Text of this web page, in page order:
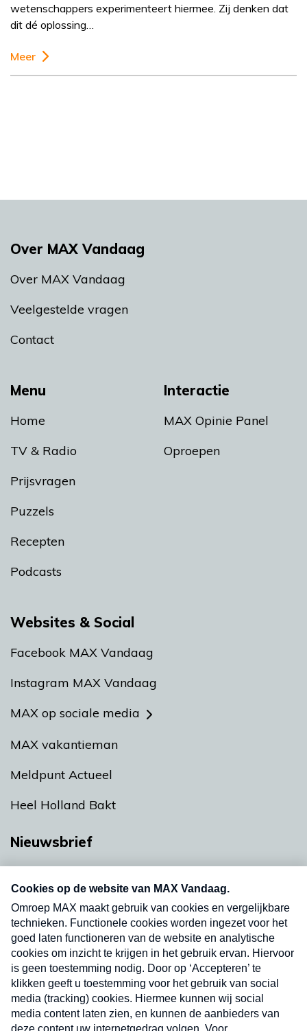
wetenschappers experimenteert hiermee. Zij denken dat
dit dé oplossing…
Meer
Menu
Home
TV & Radio
Prijsvragen
Puzzels
Recepten
Podcasts
Interactie
MAX Opinie Panel
Oproepen
Over MAX Vandaag
Over MAX Vandaag
Veelgestelde vragen
Contact
Websites & Social
Facebook MAX Vandaag
Instagram MAX Vandaag
MAX op sociale media
MAX vakantieman
Meldpunt Actueel
Heel Holland Bakt
Nieuwsbrief
nieuwsbrief. Elke vrijdag- en dinsdagochtend in
uw mailbox.
Verzend